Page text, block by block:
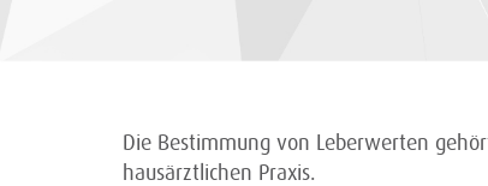
Die Bestimmung von Leberwerten
hausärztlichen Praxis.